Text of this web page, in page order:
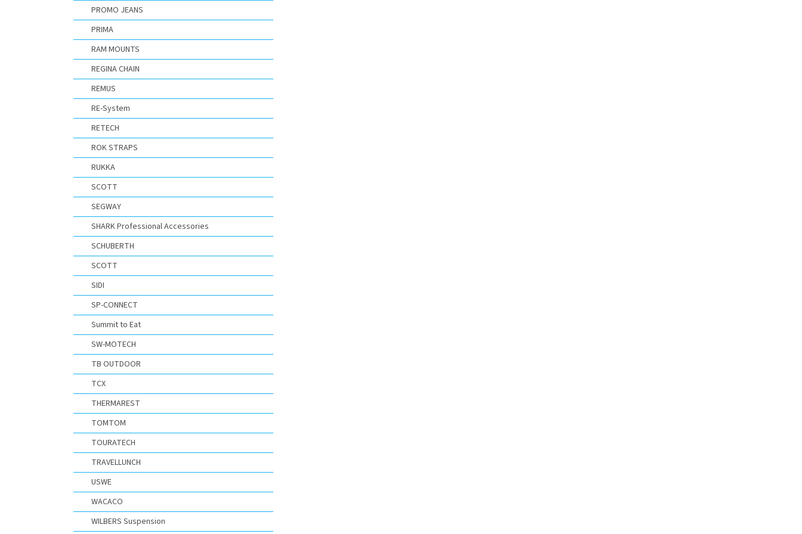
PROMO JEANS
PRIMA
RAM MOUNTS
REGINA CHAIN
REMUS
RE-System
RETECH
ROK STRAPS
RUKKA
SCOTT
SEGWAY
SHARK Professional Accessories
SCHUBERTH
SCOTT
SIDI
SP-CONNECT
Summit to Eat
SW-MOTECH
TB OUTDOOR
TCX
THERMAREST
TOMTOM
TOURATECH
TRAVELLUNCH
USWE
WACACO
WILBERS Suspension